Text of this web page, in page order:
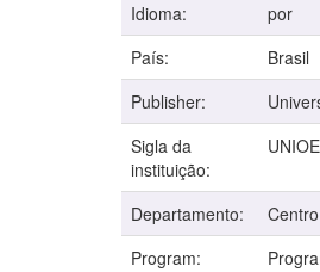
Idioma:
por
País:
Brasil
Publisher:
Sigla da
instituição:
Departamento:
Program: